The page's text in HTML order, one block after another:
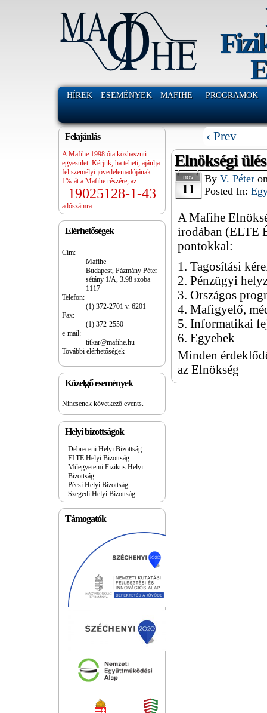
HÍREK ESEMÉNYEK MAFIHE PROGRAMOK
Felajánlás
A Mafihe 1998 óta közhasznú
egyesület. Kérjük, ha teheti, ajánlja
fel személyi jövedelemadójának
1%-át a Mafihe részére, az
19025128-1-43
adószámra.
Elérhetőségek
Cím:
Mafihe
Budapest, Pázmány Péter
sétány 1/A, 3.98 szoba
1117
Telefon:
(1) 372-2701 v. 6201
Fax:
(1) 372-2550
e-mail:
titkar@mafihe.hu
További elérhetőségek
Közelgő események
Nincsenek következő events.
Helyi bizottságok
Debreceni Helyi Bizottság
ELTE Helyi Bizottság
Műegyetemi Fizikus Helyi
Bizottság
Pécsi Helyi Bizottság
Szegedi Helyi Bizottság
Támogatók
‹ Prev
Elnökségi
nov
11 ByV. Péter
Posted In:
A Mafihe
irodában (ELTE
pontokkal:
1. Tagosítási
2. Pénzügyi
3. Országos
4. Mafigyelő,
5. Informatikai
6. Egyebek
Minden
az Elnökség